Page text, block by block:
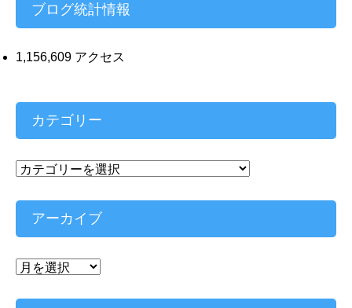
ブログ統計情報
1,156,609 アクセス
カテゴリー
カ
ゴ
ー
アーカイブ
ア
カ